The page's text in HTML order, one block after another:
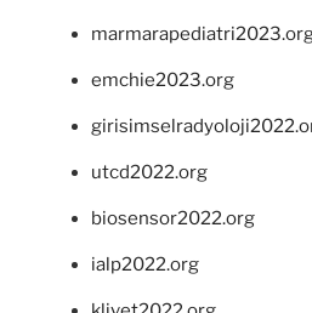
emchie2023.org
utcd2022.org
biosensor2022.org
ialp2022.org